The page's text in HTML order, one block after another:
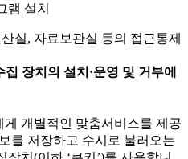
램 설치
실, 자료보관실 등의 접근통제
장치의 설치·운영 및 거부에
게 개별적인 맞춤서비스를 제공
를 저장하고 수시로 불러오는